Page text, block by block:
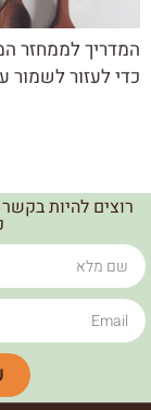
המדריך לממחזר
כדי לעזור לשמור
רוצים להיות